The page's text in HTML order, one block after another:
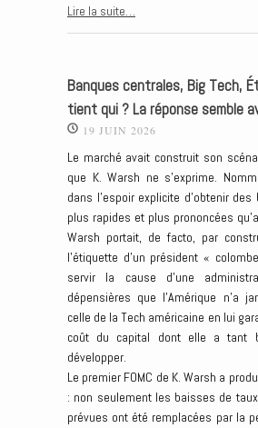
Lire la suite…
Banques centrales, Big Tech,
tient qui ? La réponse semble
19 JUIN 2026
Le marché avait construit son
que K. Warsh ne s’exprime.
dans l’espoir explicite d’obtenir
plus rapides et plus prononcées
Warsh portait, de facto, par
l’étiquette d’un président «
servir la cause d’une
dépensières que l’Amérique n’a
celle de la Tech américaine en lui
coût du capital dont elle a tant
développer.
Le premier FOMC de K. Warsh a
: non seulement les baisses de
prévues ont été remplacées par la